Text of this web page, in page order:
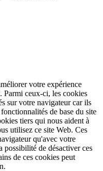
votre expérience
Parmi ceux-ci, les cookies
sur votre navigateur car ils
de base du site
tiers qui nous aident à
utilisez ce site Web. Ces
qu'avec votre
possibilité de désactiver ces
de ces cookies peut